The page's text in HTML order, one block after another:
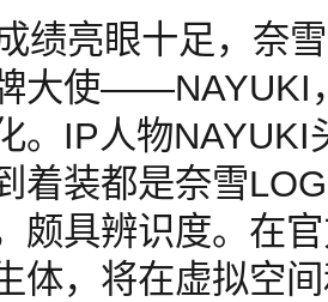
绩亮眼十足，奈
大使——NAYUKI
。IP人物NAYUKI
着装都是奈雪
颇具辨识度。在
体，将在虚拟空